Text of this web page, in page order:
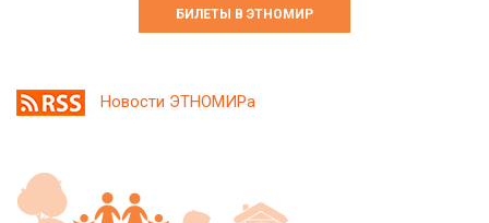
БИЛЕТЫ В ЭТНОМИР
Новости ЭТНОМИРа